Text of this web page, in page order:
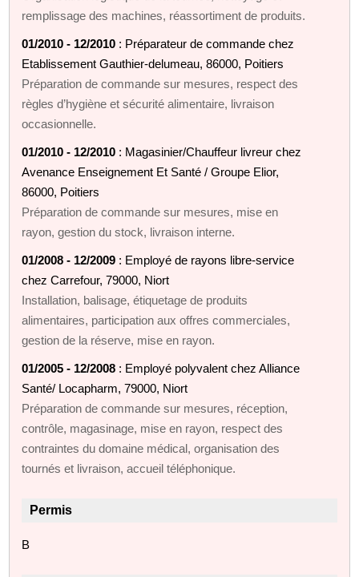
remplissage des machines, réassortiment de produits.
01/2010 - 12/2010 : Préparateur de commande chez
Etablissement Gauthier-delumeau, 86000, Poitiers
Préparation de commande sur mesures, respect des
règles d’hygiène et sécurité alimentaire, livraison
occasionnelle.
01/2010 - 12/2010 : Magasinier/Chauffeur livreur chez
Avenance Enseignement Et Santé / Groupe Elior,
86000, Poitiers
Préparation de commande sur mesures, mise en
rayon, gestion du stock, livraison interne.
01/2008 - 12/2009 : Employé de rayons libre-service
chez Carrefour, 79000, Niort
Installation, balisage, étiquetage de produits
alimentaires, participation aux offres commerciales,
gestion de la réserve, mise en rayon.
01/2005 - 12/2008 : Employé polyvalent chez Alliance
Santé/ Locapharm, 79000, Niort
Préparation de commande sur mesures, réception,
contrôle, magasinage, mise en rayon, respect des
contraintes du domaine médical, organisation des
tournés et livraison, accueil téléphonique.
Permis
B